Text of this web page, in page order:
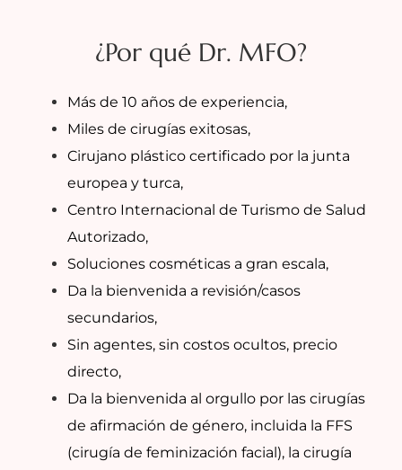
¿Por qué Dr. MFO?
Más de 10 años de experiencia,
Miles de cirugías exitosas,
Cirujano plástico certificado por la junta
europea y turca,
Centro Internacional de Turismo de Salud
Autorizado,
Soluciones cosméticas a gran escala,
Da la bienvenida a revisión/casos
secundarios,
Sin agentes, sin costos ocultos, precio
directo,
Da la bienvenida al orgullo por las cirugías
de afirmación de género, incluida la FFS
(cirugía de feminización facial), la cirugía